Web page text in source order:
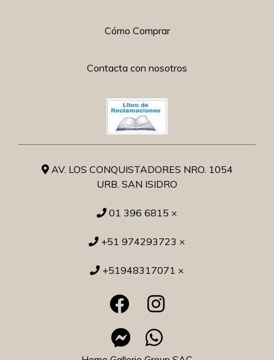
Cómo Comprar
Contacta con nosotros
AV. LOS CONQUISTADORES NRO. 1054
URB. SAN ISIDRO
01 396 6815 ×
+51 974293723 ×
+51948317071 ×